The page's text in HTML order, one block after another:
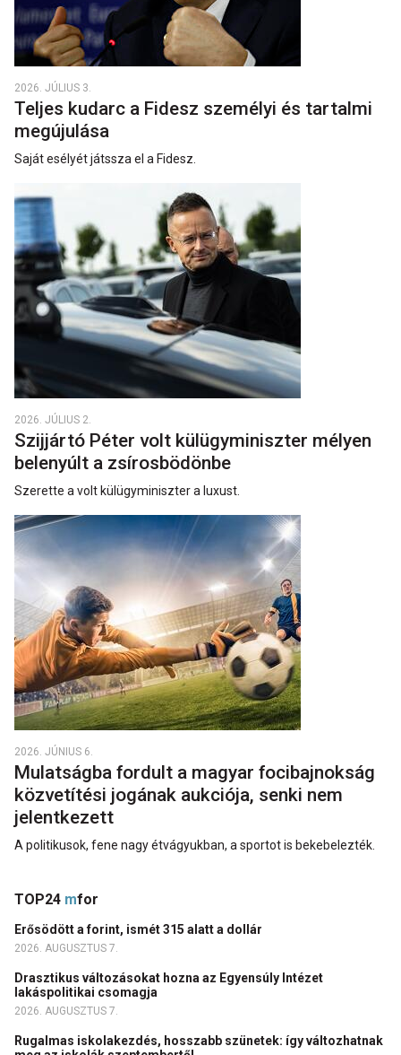
2026. JÚLIUS 3.
Teljes kudarc a Fidesz személyi és tartalmi
megújulása
Saját esélyét játssza el a Fidesz.
2026. JÚLIUS 2.
Szijjártó Péter volt külügyminiszter mélyen
belenyúlt a zsírosbödönbe
Szerette a volt külügyminiszter a luxust.
2026. JÚNIUS 6.
Mulatságba fordult a magyar focibajnokság
közvetítési jogának aukciója, senki nem
jelentkezett
A politikusok, fene nagy étvágyukban, a sportot is bekebelezték.
TOP24 mfor
Erősödött a forint, ismét 315 alatt a dollár
2026. AUGUSZTUS 7.
Drasztikus változásokat hozna az Egyensúly Intézet
lakáspolitikai csomagja
2026. AUGUSZTUS 7.
Rugalmas iskolakezdés, hosszabb szünetek: így változhatnak